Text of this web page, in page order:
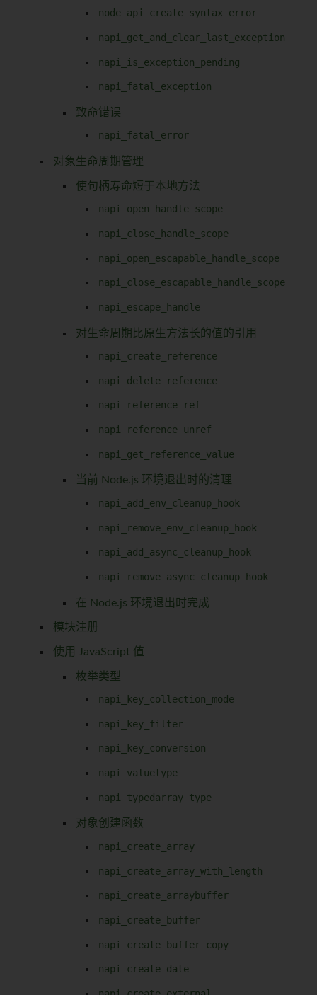
node_api_create_syntax_error
napi_get_and_clear_last_exception
napi_is_exception_pending
napi_fatal_exception
致命错误
napi_fatal_error
对象生命周期管理
使句柄寿命短于本地方法
napi_open_handle_scope
napi_close_handle_scope
napi_open_escapable_handle_scope
napi_close_escapable_handle_scope
napi_escape_handle
对生命周期比原生方法长的值的引用
napi_create_reference
napi_delete_reference
napi_reference_ref
napi_reference_unref
napi_get_reference_value
当前 Node.js 环境退出时的清理
napi_add_env_cleanup_hook
napi_remove_env_cleanup_hook
napi_add_async_cleanup_hook
napi_remove_async_cleanup_hook
在 Node.js 环境退出时完成
模块注册
使用 JavaScript 值
枚举类型
napi_key_collection_mode
napi_key_filter
napi_key_conversion
napi_valuetype
napi_typedarray_type
对象创建函数
napi_create_array
napi_create_array_with_length
napi_create_arraybuffer
napi_create_buffer
napi_create_buffer_copy
napi_create_date